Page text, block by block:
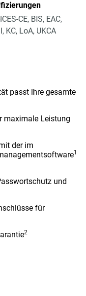
CE, BIS, EAC,
KC, LoA, UKCA
passt Ihre gesamte
maximale Leistung
der im
1
und
für
2